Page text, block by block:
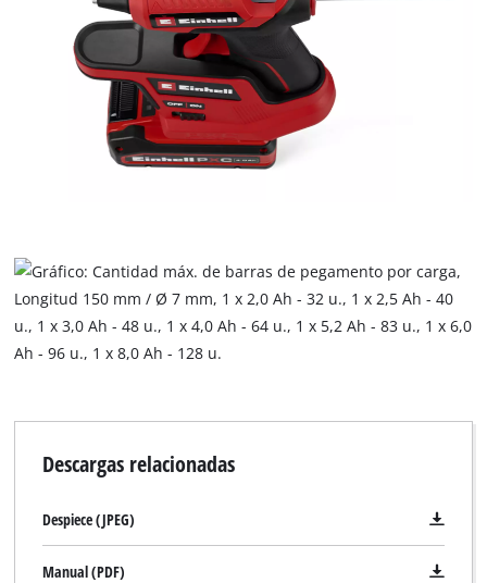
Descargas relacionadas
Despiece (JPEG)
Manual (PDF)